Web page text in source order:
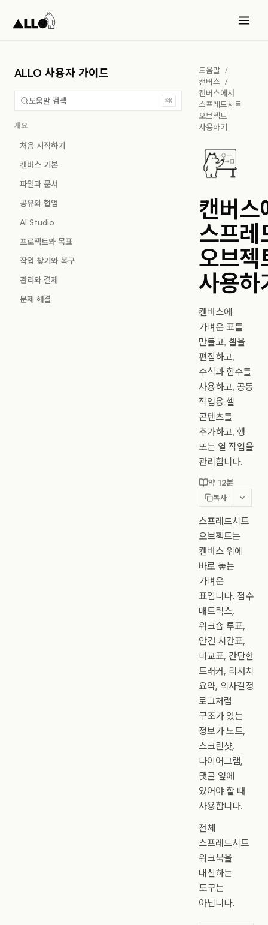
ALLO 사용자 가이드
도움말 검색 ⌘K
개요
처음 시작하기
캔버스 기본
파일과 문서
공유와 협업
AI Studio
프로젝트와 목표
작업 찾기와 복구
관리와 결제
문제 해결
도움말 /
캔버스 /
캔버스에서
스프레드시트
오브젝트
사용하기
캔버스
스프레
오브젝
사용하
캔버스에
가벼운 표를
만들고, 셀을
편집하고,
수식과 함수를
사용하고, 공동
작업용 셀
콘텐츠를
추가하고, 행
또는 열 작업을
관리합니다.
약 12분
복사
스프레드시트
오브젝트는
캔버스 위에
바로 놓는
가벼운
표입니다. 점수
매트릭스,
워크숍 투표,
안건 시간표,
비교표, 간단한
트래커, 리서치
요약, 의사결정
로그처럼
구조가 있는
정보가 노트,
스크린샷,
다이어그램,
댓글 옆에
있어야 할 때
사용합니다.
전체
스프레드시트
워크북을
대신하는
도구는
아닙니다.